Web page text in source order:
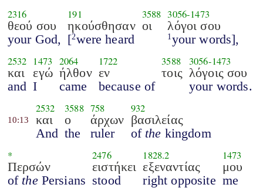
2316
θεού σου
your God,
191
ηκούσθησαν
[2were heard
3588
οι
3056-1473
λόγοι σου
1 your words],
2532
και
and
1473
εγώ
I
2064
ήλθον
came
1722
εν
because of
3588
τοις
3056-1473
λόγοις σου
your words.
10:13
2532
και
And
3588
ο
the
758
άρχων
ruler
932
βασιλείας
of the kingdom
*
Περσών
of thePersians
2476
ειστήκει
stood
1828.2
εξεναντίας
right opposite
1473
μου
me